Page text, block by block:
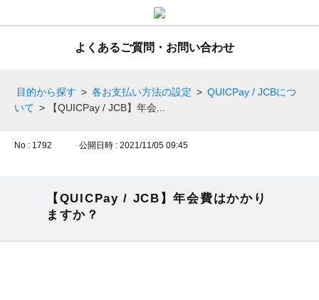
よくあるご質問・お問い合わせ
目的から探す > 各お支払い方法の設定 > QUICPay / JCBにつ
いて > 【QUICPay / JCB】年会...
No : 1792 公開日時 : 2021/11/05 09:45
【QUICPay / JCB】年会費はかかり
ますか？